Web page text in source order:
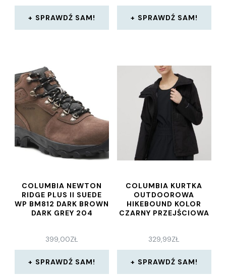
SPRAWDŹ SAM! SPRAWDŹ SAM!
COLUMBIA NEWTON
RIDGE PLUS II SUEDE
WP BM812 DARK BROWN
DARK GREY 204
399,00ZŁ
SPRAWDŹ SAM!
COLUMBIA KURTKA
OUTDOOROWA
HIKEBOUND KOLOR
CZARNY PRZEJŚCIOWA
329,99ZŁ
SPRAWDŹ SAM!